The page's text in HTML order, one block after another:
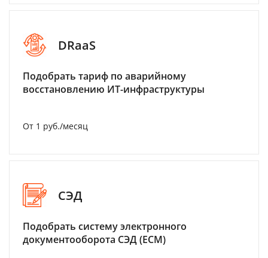
DRaaS
Подобрать тариф по аварийному
восстановлению ИТ-инфраструктуры
От 1 руб./месяц
СЭД
Подобрать систему электронного
документооборота СЭД (ECM)